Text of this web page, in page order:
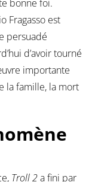
bonne foi.
Fragasso est
persuadé
d’avoir tourné
importante
la famille, la mort
Troll 2a fini par